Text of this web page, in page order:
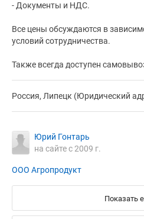
- Документы и НДС.
Все цены обсуждаются в
условий сотрудничества.
Также всегда доступен
Россия, Липецк (Юридический
Юрий Гонтарь
на сайте с 2009 г.
ООО Агропродукт
Показать